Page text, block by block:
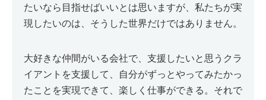
たいなら目指せばいいとは思いますが、私たちが実
現したいのは、そうした世界だけではありません。
大好きな仲間がいる会社で、支援したいと思うクラ
イアントを支援して、自分がずっとやってみたかっ
たことを実現できて、楽しく仕事ができる。それで